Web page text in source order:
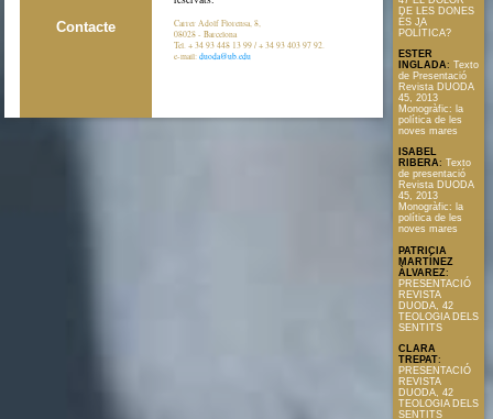
Contacte
Carrer Adolf Florensa, 8,
08028 - Barcelona
Tel. + 34 93 448 13 99 / + 34 93 403 97 92.
e-mail:duoda@ub.edu
DE LES DONES
ÉS JA
POLÍTICA?
ESTER
INGLADA: Texto
de Presentació
Revista DUODA
45, 2013
Monogràfic: la
política de les
noves mares
ISABEL
RIBERA: Texto
de presentació
Revista DUODA
45, 2013
Monogràfic: la
política de les
noves mares
PATRICIA
MARTÍNEZ
ÀLVAREZ:
PRESENTACIÓ
REVISTA
DUODA, 42
TEOLOGIA DELS
SENTITS
CLARA
TREPAT:
PRESENTACIÓ
REVISTA
DUODA, 42
TEOLOGIA DELS
SENTITS